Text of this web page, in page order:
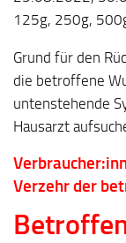
125g, 250g,
Grund für den
die betroffene
untenstehende
Hausarzt
Verzehr der